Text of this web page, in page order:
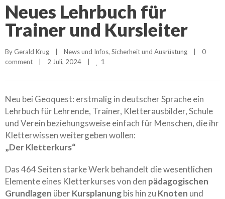
Neues Lehrbuch für
Trainer und Kursleiter
By Gerald Krug News und Infos, Sicherheit und Ausrüstung
0
comment
2 Juli, 2024 1
Neu bei Geoquest: erstmalig in deutscher Sprache ein
Lehrbuch für Lehrende, Trainer, Kletterausbilder, Schule
und Verein beziehungsweise einfach für Menschen, die ihr
Kletterwissen weitergeben wollen:
„Der Kletterkurs“
Das 464 Seiten starke Werk behandelt die wesentlichen
Elemente eines Kletterkurses von den pädagogischen
Grundlagen überKursplanungbis hin zu Knoten und